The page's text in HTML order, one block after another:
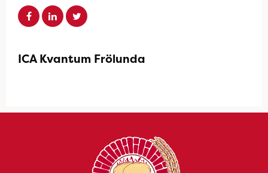
ICA Kvantum Frölunda